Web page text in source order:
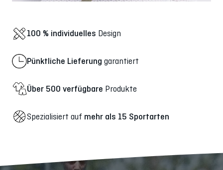
100 % individuelles Design
Pünktliche Lieferung garantiert
Über 500 verfügbare Produkte
Spezialisiert auf mehr als 15 Sportarten